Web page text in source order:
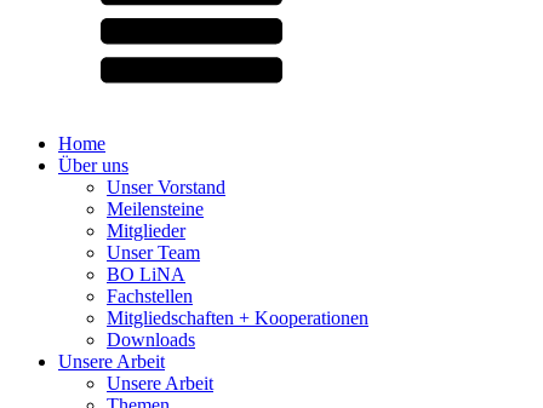
Home
Über uns
Unser Vorstand
Meilensteine
Mitglieder
Unser Team
BO LiNA
Fachstellen
Mitgliedschaften + Kooperationen
Downloads
Unsere Arbeit
Unsere Arbeit